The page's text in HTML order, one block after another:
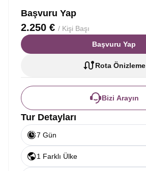
Başvuru Yap
2.250 € / Kişi Başı
Başvuru Yap
Rota Önizleme
Bizi Arayın
Tur Detayları
7 Gün
1 Farklı Ülke